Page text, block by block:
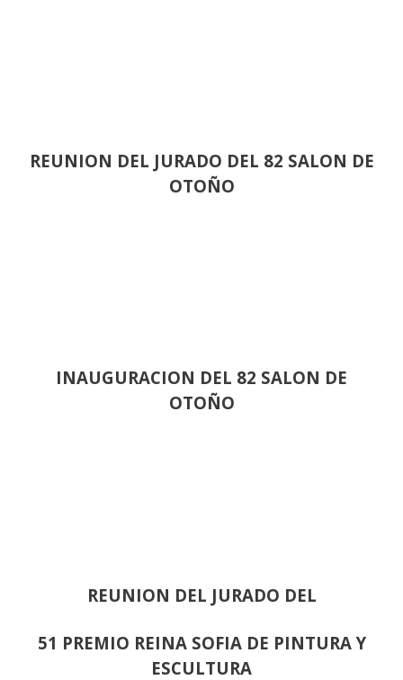
REUNION DEL JURADO DEL 82 SALON DE
OTOÑO
INAUGURACION DEL 82 SALON DE
OTOÑO
REUNION DEL JURADO DEL
51 PREMIO REINA SOFIA DE PINTURA Y
ESCULTURA